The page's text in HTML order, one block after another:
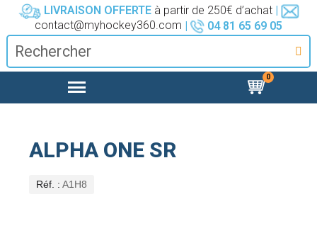
LIVRAISON OFFERTEà partir de 250€ d’achat
contact@myhockey360.com | 04 81 65 69 05
ALPHA ONE SR
Réf. A1H8